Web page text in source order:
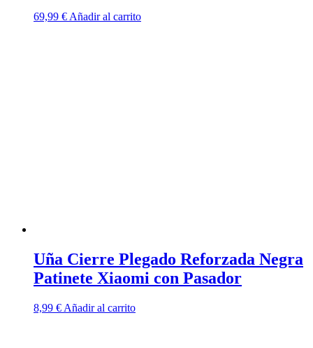
69,99 € Añadir al carrito
Uña Cierre Plegado Reforzada Negra
Patinete Xiaomi con Pasador
8,99 € Añadir al carrito